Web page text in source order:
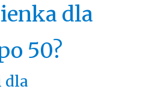
dla
50?
dla